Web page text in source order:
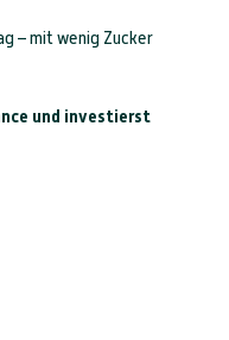
– mit wenig Zucker
und investierst